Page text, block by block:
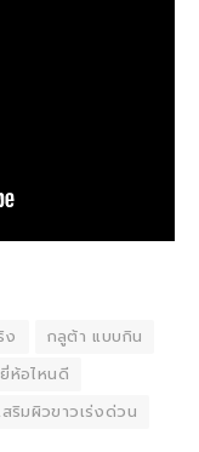
ง
กลูต้า แบบกิน
ห้อไหนดี
สริมผิวขาวเร่งด่วน